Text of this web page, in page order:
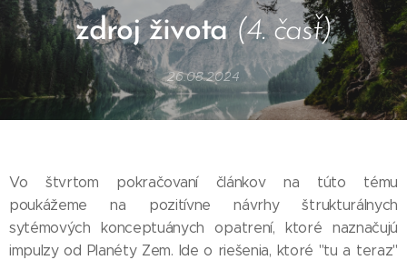
zdroj života(4. časť)
26.08.2024
Vo štvrtom pokračovaní článkov na túto tému
poukážeme na pozitívne návrhy štrukturálnych
sytémových konceptuánych opatrení, ktoré naznačujú
impulzy od Planéty Zem. Ide o riešenia, ktoré "tu a teraz"